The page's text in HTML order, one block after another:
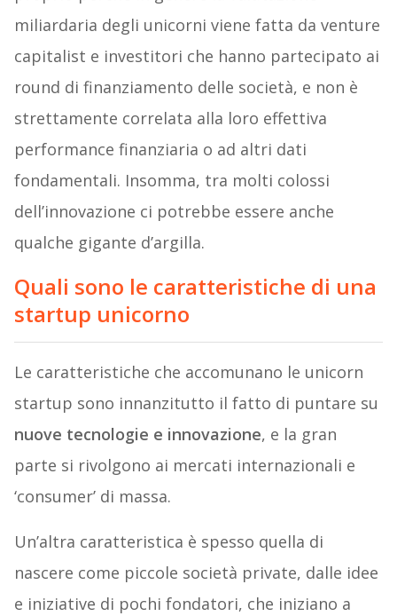
miliardaria degli unicorni viene fatta da venture
capitalist e investitori che hanno partecipato ai
round di finanziamento delle società, e non è
strettamente correlata alla loro effettiva
performance finanziaria o ad altri dati
fondamentali. Insomma, tra molti colossi
dell’innovazione ci potrebbe essere anche
qualche gigante d’argilla.
Quali sono le caratteristiche di una
startup unicorno
Le caratteristiche che accomunano le unicorn
startup sono innanzitutto il fatto di puntare su
nuove tecnologie e innovazione, e la gran
parte si rivolgono ai mercati internazionali e
‘consumer’ di massa.
Un’altra caratteristica è spesso quella di
nascere come piccole società private, dalle idee
e iniziative di pochi fondatori, che iniziano a